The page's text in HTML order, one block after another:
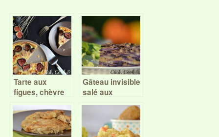
Tarte aux
figues, chèvre
et miel
Gâteau invisible
salé aux
vitelottes –
Battle Food #42